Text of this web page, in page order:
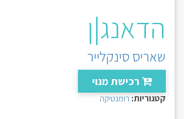
הדאנג|ן
שאריס סינקלייר
רכישת מנוי
קטגוריות: רומנטיקה